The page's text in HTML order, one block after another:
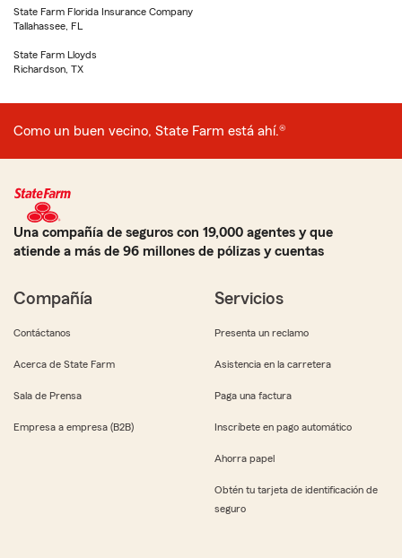
State Farm Florida Insurance Company
Tallahassee, FL
State Farm Lloyds
Richardson, TX
Como un buen vecino, State Farm está ahí.®
Una compañía de seguros con 19,000 agentes y que
atiende a más de 96 millones de pólizas y cuentas
Compañía
Contáctanos
Acerca de State Farm
Sala de Prensa
Empresa a empresa (B2B)
Servicios
Presenta un reclamo
Asistencia en la carretera
Paga una factura
Inscríbete en pago automático
Ahorra papel
Obtén tu tarjeta de identificación de
seguro